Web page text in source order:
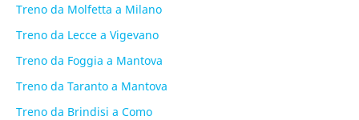
Treno da Molfetta a Milano
Treno da Lecce a Vigevano
Treno da Foggia a Mantova
Treno da Taranto a Mantova
Treno da Brindisi a Como